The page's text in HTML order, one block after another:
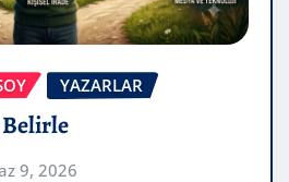
YAZARLAR
9, 2026